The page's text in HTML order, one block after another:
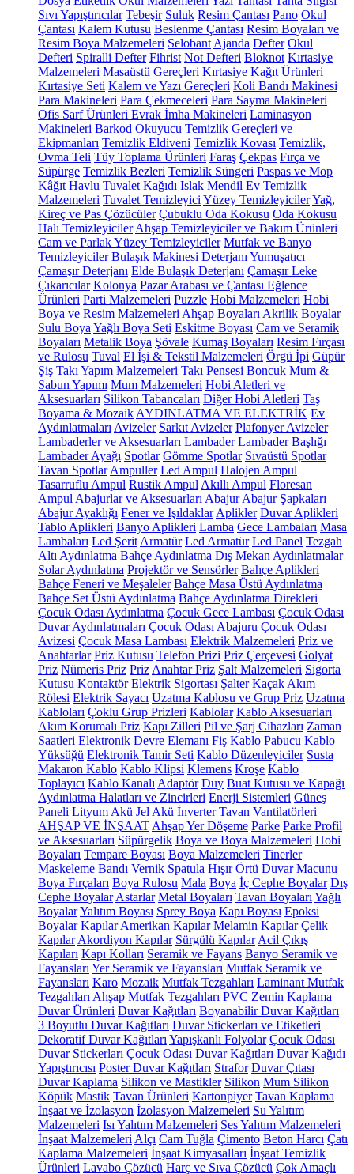
Sıvı Yapıştırıcılar Tebeşir Suluk Resim Çantası Pano Okul
Çantası Kalem Kutusu Beslenme Çantası Resim Boyaları ve
Resim Boya Malzemeleri Selobant Ajanda Defter Okul
Defteri Spiralli Defter Fihrist Not Defteri Bloknot Kırtasiye
Malzemeleri Masaüstü Gereçleri Kırtasiye Kağıt Ürünleri
Kırtasiye Seti Kalem ve Yazı Gereçleri Koli Bandı Makinesi
Para Makineleri Para Çekmeceleri Para Sayma Makineleri
Ofis Sarf Ürünleri Evrak İmha Makineleri Laminasyon
Makineleri Barkod Okuyucu Temizlik Gereçleri ve
Ekipmanları Temizlik Eldiveni Temizlik Kovası Temizlik,
Ovma Teli Tüy Toplama Ürünleri Faraş Çekpas Fırça ve
Süpürge Temizlik Bezleri Temizlik Süngeri Paspas ve Mop
Kâğıt Havlu Tuvalet Kağıdı Islak Mendil Ev Temizlik
Malzemeleri Tuvalet Temizleyici Yüzey TemizleyicilerYağ,
Kireç ve Pas Çözücüler Çubuklu Oda Kokusu Oda Kokusu
Halı Temizleyiciler Ahşap Temizleyiciler ve Bakım Ürünleri
Cam ve Parlak Yüzey Temizleyiciler Mutfak ve Banyo
Temizleyiciler Bulaşık Makinesi Deterjanı Yumuşatıcı
Çamaşır Deterjanı Elde Bulaşık Deterjanı Çamaşır Leke
Çıkarıcılar Kolonya Pazar Arabası ve Çantası Eğlence
Ürünleri Parti Malzemeleri Puzzle Hobi Malzemeleri Hobi
Boya ve Resim Malzemeleri Ahşap Boyaları Akrilik Boyalar
Sulu Boya Yağlı Boya Seti Eskitme Boyası Cam ve Seramik
Boyaları Metalik Boya Şövale Kumaş Boyaları Resim Fırçası
ve Rulosu Tuval El İşi & Tekstil Malzemeleri Örgü İpi Güpür
Şiş Takı Yapım Malzemeleri Takı Pensesi Boncuk Mum &
Sabun Yapımı Mum Malzemeleri Hobi Aletleri ve
Aksesuarları Silikon Tabancaları Diğer Hobi Aletleri Taş
Boyama & Mozaik AYDINLATMA VE ELEKTRİK Ev
Aydınlatmaları Avizeler Sarkıt Avizeler Plafonyer Avizeler
Lambaderler ve Aksesuarları Lambader Lambader Başlığı
Lambader Ayağı Spotlar Gömme Spotlar Sıvaüstü Spotlar
Tavan Spotlar Ampuller Led Ampul Halojen Ampul
Tasarruflu Ampul Rustik Ampul Akıllı Ampul Floresan
Ampul Abajurlar ve Aksesuarları Abajur Abajur Şapkaları
Abajur Ayaklığı Fener ve Işıldaklar Aplikler Duvar Aplikleri
Tablo Aplikleri Banyo Aplikleri Lamba Gece Lambaları Masa
Lambaları Led Şerit Armatür Led Armatür Led Panel Tezgah
Altı Aydınlatma Bahçe Aydınlatma Dış Mekan Aydınlatmalar
Solar Aydınlatma Projektör ve Sensörler Bahçe Aplikleri
Bahçe Feneri ve Meşaleler Bahçe Masa Üstü Aydınlatma
Bahçe Set Üstü Aydınlatma Bahçe Aydınlatma Direkleri
Çocuk Odası Aydınlatma Çocuk Gece Lambası Çocuk Odası
Duvar Aydınlatmaları Çocuk Odası Abajuru Çocuk Odası
Avizesi Çocuk Masa Lambası Elektrik Malzemeleri Priz ve
Anahtarlar Priz Kutusu Telefon Prizi Priz Çerçevesi Golyat
Priz Nümeris Priz Priz Anahtar Priz Şalt Malzemeleri Sigorta
Kutusu Kontaktör Elektrik Sigortası Şalter Kaçak Akım
Rölesi Elektrik Sayacı Uzatma Kablosu ve Grup Priz Uzatma
Kabloları Çoklu Grup Prizleri Kablolar Kablo Aksesuarları
Akım Korumalı Priz Kapı Zilleri Pil ve Şarj Cihazları Zaman
Saatleri Elektronik Devre Elemanı Fiş Kablo Pabucu Kablo
Yüksüğü Elektronik Tamir Seti Kablo Düzenleyiciler Susta
Makaron Kablo Kablo Klipsi Klemens Kroşe Kablo
Toplayıcı Kablo Kanalı Adaptör Duy Buat Kutusu ve Kapağı
Aydınlatma Halatları ve Zincirleri Enerji Sistemleri Güneş
Paneli Lityum Akü Jel Akü İnverter Tavan Vantilatörleri
AHŞAP VE İNŞAAT Ahşap Yer Döşeme Parke Parke Profil
ve Aksesuarları Süpürgelik Boya ve Boya Malzemeleri Hobi
Boyaları Tempare Boyası Boya Malzemeleri Tinerler
Maskeleme Bandı Vernik Spatula Hışır Örtü Duvar Macunu
Boya Fırçaları Boya Rulosu Mala Boya İç Cephe Boyalar Dış
Cephe Boyalar Astarlar Metal Boyaları Tavan Boyaları Yağlı
BoyalarYalıtım Boyası Sprey Boya Kapı Boyası Epoksi
Boyalar Kapılar Amerikan Kapılar Melamin Kapılar Çelik
Kapılar Akordiyon Kapılar Sürgülü Kapılar Acil Çıkış
Kapıları Kapı Kolları Seramik ve Fayans Banyo Seramik ve
Fayansları Yer Seramik ve Fayansları Mutfak Seramik ve
Fayansları Karo Mozaik Mutfak Tezgahları Laminant Mutfak
Tezgahları Ahşap Mutfak Tezgahları PVC Zemin Kaplama
Duvar Ürünleri Duvar Kağıtları Boyanabilir Duvar Kağıtları
3 Boyutlu Duvar Kağıtları Duvar Stickerları ve Etiketleri
Dekoratif Duvar Kağıtları Yapışkanlı Folyolar Çocuk Odası
Duvar Stickerları Çocuk Odası Duvar Kağıtları Duvar Kağıdı
Yapıştırıcısı Poster Duvar Kağıtları Strafor Duvar Çıtası
Duvar Kaplama Silikon ve Mastikler Silikon Mum Silikon
Köpük Mastik Tavan Ürünleri Kartonpiyer Tavan Kaplama
İnşaat ve İzolasyon İzolasyon Malzemeleri Su Yalıtım
Malzemeleri Isı Yalıtım Malzemeleri Ses Yalıtım Malzemeleri
İnşaat Malzemeleri Alçı Cam Tuğla Çimento Beton Harcı Çatı
Kaplama Malzemeleri İnşaat Kimyasalları İnşaat Temizlik
Ürünleri Lavabo Çözücü Harç ve Sıva Çözücü Çok Amaçlı